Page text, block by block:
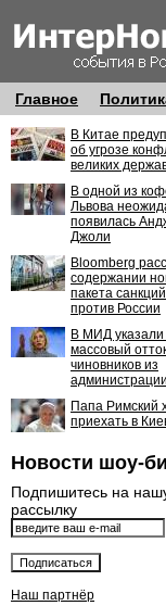
Главное
В Китае
об угрозе
великих
В одной из
Львова
появилась
Джоли
Bloomberg
содержании
пакета
против России
В МИД указали
массовый
чиновников из
Папа Римский
приехать в
Новости шоу-
Подпишитесь на
рассылку
Наш партнёр